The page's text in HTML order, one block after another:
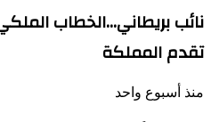
نائب بريطاني…الخطاب
تقدم المملكة
منذ أسبوع واحد